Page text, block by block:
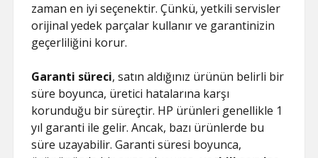
zaman en iyi seçenektir. Çünkü, yetkili servisler
orijinal yedek parçalar kullanır ve garantinizin
geçerliliğini korur.
Garanti süreci, satın aldığınız ürünün belirli bir
süre boyunca, üretici hatalarına karşı
korunduğu bir süreçtir. HP ürünleri genellikle 1
yıl garanti ile gelir. Ancak, bazı ürünlerde bu
süre uzayabilir. Garanti süresi boyunca,